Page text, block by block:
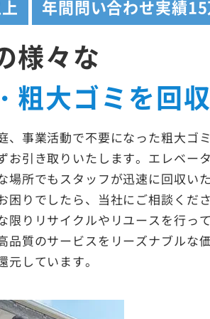
年間問い合わせ実績
様々な
粗大ゴミを回
、事業活動で不要になった粗大ゴ
お引き取りいたします。エレベー
場所でもスタッフが迅速に回収い
困りでしたら、当社にご相談くだ
限りリサイクルやリユースを行っ
品質のサービスをリーズナブルな
元しています。